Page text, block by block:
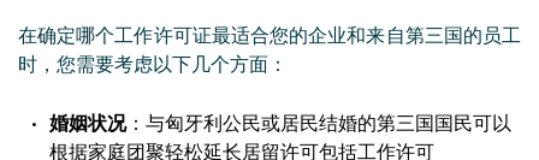
在确定哪个工作许可证最适合您的企业和来自第三国的员工
时，您需要考虑以下几个方面：
婚姻状况：与匈牙利公民或居民结婚的第三国国民可以
根据家庭团聚轻松延长居留许可包括工作许可